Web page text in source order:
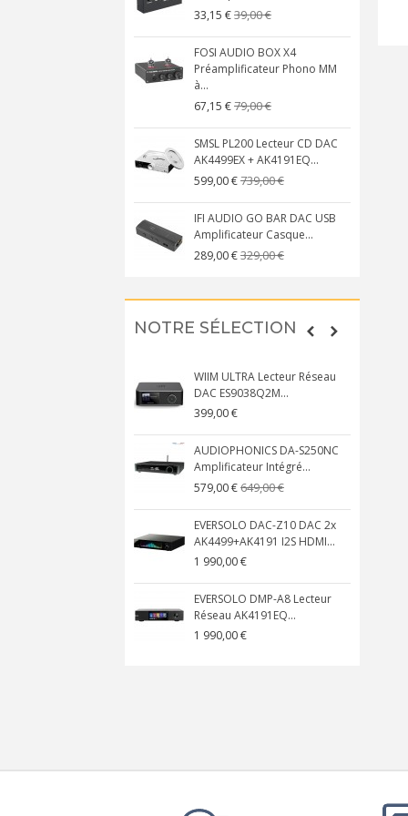
33,15 €39,00 €
FOSI AUDIO BOX X4
Préamplificateur Phono MM
à...
67,15 €79,00 €
SMSL PL200 Lecteur CD DAC
AK4499EX + AK4191EQ...
599,00 €739,00 €
IFI AUDIO GO BAR DAC USB
Amplificateur Casque...
289,00 €329,00 €
NOTRE SÉLECTION
WIIM ULTRA Lecteur Réseau
DAC ES9038Q2M...
399,00 €
AUDIOPHONICS DA-S250NC
Amplificateur Intégré...
579,00 €649,00 €
EVERSOLO DAC-Z10 DAC 2x
AK4499+AK4191 I2S HDMI...
1 990,00 €
EVERSOLO DMP-A8 Lecteur
Réseau AK4191EQ...
1 990,00 €